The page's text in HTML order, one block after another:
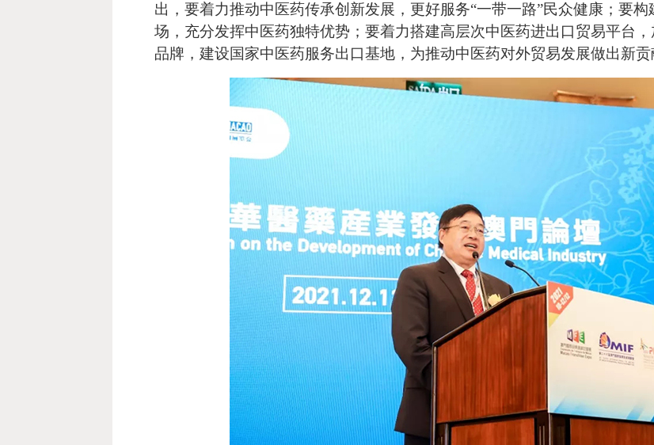
出，要着力推动中医药传承创新发展，更好服务“一带一路”民众健康；要
场，充分发挥中医药独特优势；要着力搭建高层次中医药进出口贸易平台
品牌，建设国家中医药服务出口基地，为推动中医药对外贸易发展做出新贡